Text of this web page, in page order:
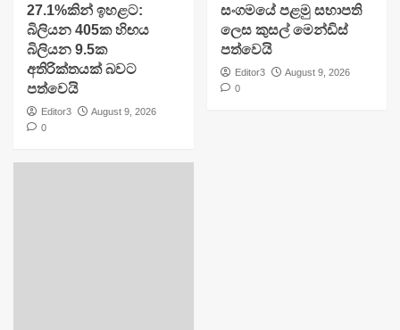
27.1%කින් ඉහළට:
බිලියන 405ක හිඟය
බිලියන 9.5ක
අතිරික්තයක් බවට
පත්වෙයි
Editor3
August 9, 2026
0
සංගමයේ පළමු සභාපති
ලෙස කුසල් මෙන්ඩිස්
පත්වෙයි
Editor3
August 9, 2026
0